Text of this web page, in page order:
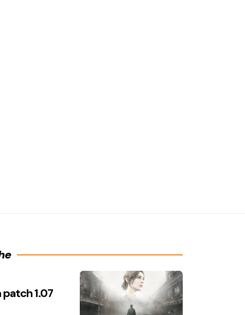
patch 1.07